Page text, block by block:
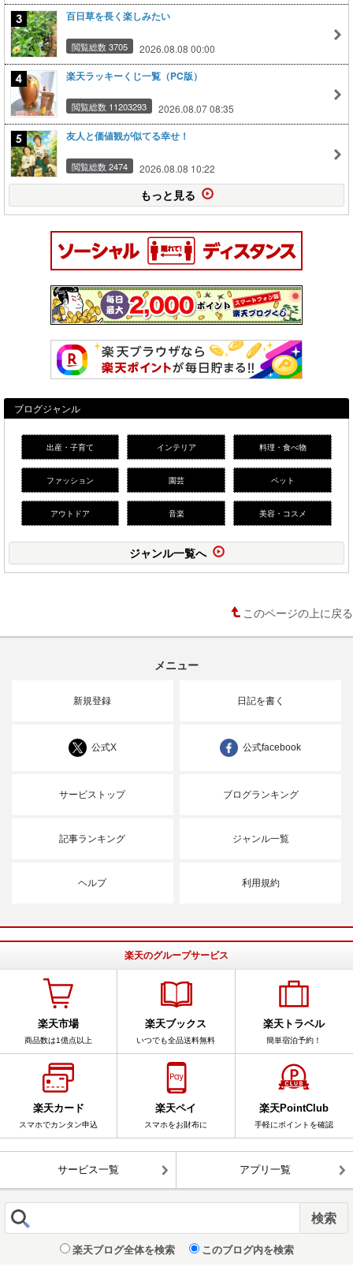
百日草を長く楽しみたい
閲覧総数 3705 2026.08.08 00:00
楽天ラッキーくじ一覧（PC版）
閲覧総数 11203293 2026.08.07 08:35
友人と価値観が似てる幸せ！
閲覧総数 2474 2026.08.08 10:22
もっと見る
ブログジャンル
出産・子育て インテリア 料理・食べ物
ファッション 園芸 ペット
アウトドア 音楽 美容・コスメ
ジャンル一覧へ
このページの上に戻る
メニュー
新規登録 日記を書く
公式X 公式facebook
サービストップ ブログランキング
記事ランキング ジャンル一覧
ヘルプ 利用規約
楽天のグループサービス
楽天市場
商品数は1億点以上
楽天ブックス
いつでも全品送料無料
楽天トラベル
簡単宿泊予約！
楽天カード
スマホでカンタン申込
楽天ペイ
スマホをお財布に
楽天PointClub
手軽にポイントを確認
サービス一覧 アプリ一覧
楽天ブログ全体を検索 このブログ内を検索